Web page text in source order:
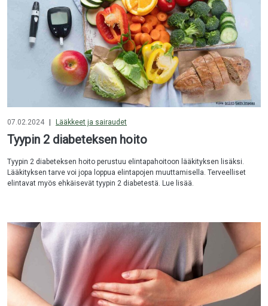
07.02.2024 Lääkkeet ja sairaudet
Tyypin 2 diabeteksen hoito
Tyypin 2 diabeteksen hoito perustuu elintapahoitoon lääkityksen lisäksi.
Lääkityksen tarve voi jopa loppua elintapojen muuttamisella. Terveelliset
elintavat myös ehkäisevät tyypin 2 diabetestä. Lue lisää.